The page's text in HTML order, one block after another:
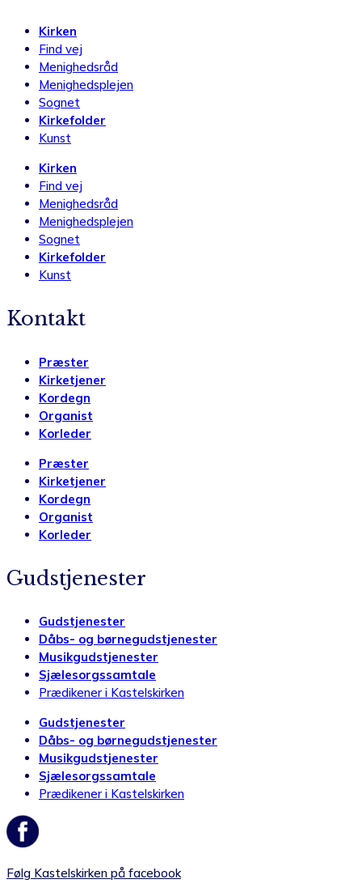
Kirken
Find vej
Menighedsråd
Menighedsplejen
Sognet
Kirkefolder
Kunst
Kirken
Find vej
Menighedsråd
Menighedsplejen
Sognet
Kirkefolder
Kunst
Kontakt
Præster
Kirketjener
Kordegn
Organist
Korleder
Præster
Kirketjener
Kordegn
Organist
Korleder
Gudstjenester
Gudstjenester
Dåbs- og børnegudstjenester
Musikgudstjenester
Sjælesorgssamtale
Prædikener i Kastelskirken
Gudstjenester
Dåbs- og børnegudstjenester
Musikgudstjenester
Sjælesorgssamtale
Prædikener i Kastelskirken
Følg Kastelskirken på facebook